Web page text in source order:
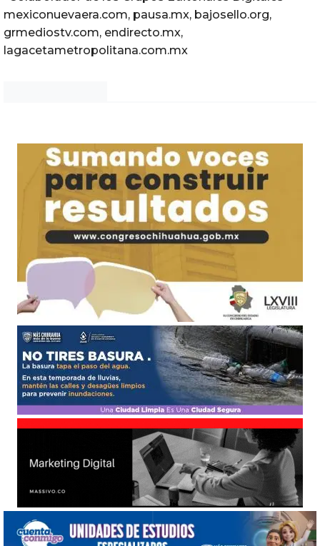
mexiconuevaera.com, pausa.mx, bajosello.org,
grmediostv.com, endirecto.mx,
lagacetametropolitana.com.mx